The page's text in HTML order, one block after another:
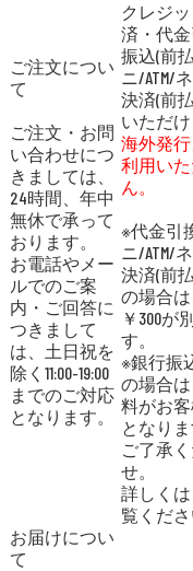
ご注文につい
て
ご注文・お問
い合わせにつ
きましては、
24時間、年中
無休で承って
おります。
お電話やメー
ルでのご案
内・ご回答に
つきまして
は、土日祝を
除く11:00-19:00
までのご対応
となります。
クレジ
済・代
振込(前
ニ/ATM/
決済(前
いただけ
海外発
利用い
ん。
※代金引
ニ/ATM/
決済(前
の場合
￥300が
す。
※銀行振
の場合
料がお
となり
ご了承
せ。
詳しく
覧くださ
お届けについ
て